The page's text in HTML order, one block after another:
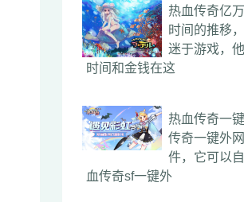
热血传奇亿
时间的推移
迷于游戏，
时间和金钱在这
热血传奇一
传奇一键外
件，它可以
血传奇sf一键外